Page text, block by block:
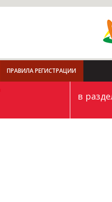
ПРАВИЛА РЕГИСТРАЦИИ
в